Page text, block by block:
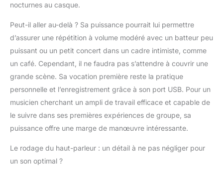
nocturnes au casque.
Peut-il aller au-delà ? Sa puissance pourrait lui permettre
d’assurer une répétition à volume modéré avec un batteur peu
puissant ou un petit concert dans un cadre intimiste, comme
un café. Cependant, il ne faudra pas s’attendre à couvrir une
grande scène. Sa vocation première reste la pratique
personnelle et l’enregistrement grâce à son port USB. Pour un
musicien cherchant un ampli de travail efficace et capable de
le suivre dans ses premières expériences de groupe, sa
puissance offre une marge de manœuvre intéressante.
Le rodage du haut-parleur : un détail à ne pas négliger pour
un son optimal ?